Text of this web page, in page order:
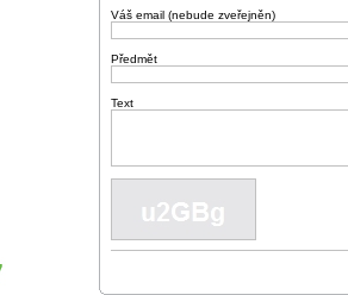
Váš email (nebude zveřejněn)
Předmět
Text